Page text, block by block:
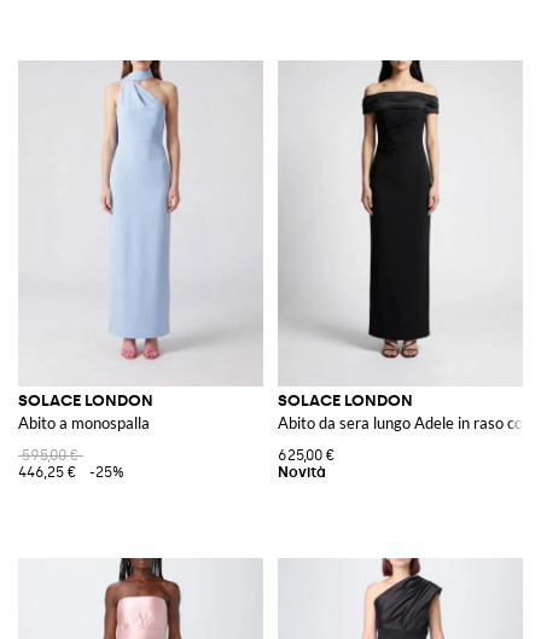
SOLACE LONDON
Abito a monospalla
595,00 €
446,25 €
-25%
SOLACE LONDON
Abito da sera lungo Adele in raso con
625,00 €